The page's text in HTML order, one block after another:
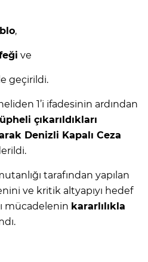
,
ve
geçirildi.
1’i ifadesinin ardından
çıkarıldıkları
Denizli Kapalı Ceza
tarafından yapılan
ve kritik altyapıyı hedef
mücadelenin kararlılıkla